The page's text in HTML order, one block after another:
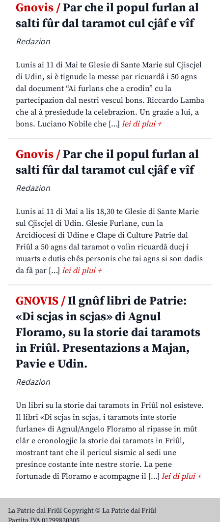
Gnovis /Par che il popul furlan al
salti fûr dal taramot cul cjâf e vîf
Redazion
Lunis ai 11 di Mai te Glesie di Sante Marie sul Cjiscjel
di Udin, si è tignude la messe par ricuardâ i 50 agns
dal document “Ai furlans che a crodin” cu la
partecipazion dal nestri vescul bons. Riccardo Lamba
che al à presiedude la celebrazion. Un grazie a lui, a
bons. Luciano Nobile che […] lei di plui +
Gnovis /Par che il popul furlan al
salti fûr dal taramot cul cjâf e vîf
Redazion
Lunis ai 11 di Mai a lis 18,30 te Glesie di Sante Marie
sul Cjiscjel di Udin. Glesie Furlane, cun la
Arcidiocesi di Udine e Clape di Culture Patrie dal
Friûl a 50 agns dal taramot o volìn ricuardâ ducj i
muarts e dutis chês personis che tai agns si son dadis
da fâ par […] lei di plui +
GNOVIS /Il gnûf libri de Patrie:
«Di scjas in scjas» di Agnul
Floramo, su la storie dai taramots
in Friûl. Presentazions a Majan,
Pavie e Udin.
Redazion
Un libri su la storie dai taramots in Friûl nol esisteve.
Il libri «Di scjas in scjas, i taramots inte storie
furlane» di Agnul/Angelo Floramo al ripasse in mût
clâr e cronologjic la storie dai taramots in Friûl,
mostrant tant che il pericul sismic al sedi une
presince costante inte nestre storie. La pene
fortunade di Floramo e acompagne il […] lei di plui +
La Patrie dal Friûl Copyright © La Patrie dal Friûl